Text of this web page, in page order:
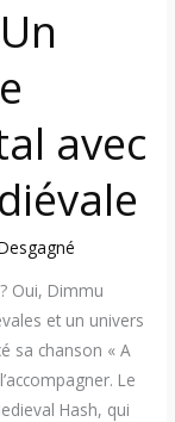
avec
Oui, Dimmu
et un univers
sa chanson « A
Le
Hash, qui